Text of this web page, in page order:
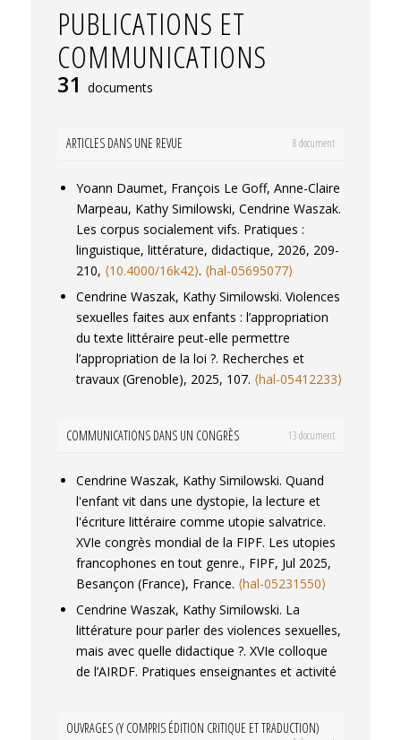
PUBLICATIONS ET
COMMUNICATIONS
31 documents
ARTICLES DANS UNE REVUE 8 document
Yoann Daumet, François Le Goff, Anne-Claire
Marpeau, Kathy Similowski, Cendrine Waszak.
Les corpus socialement vifs. Pratiques :
linguistique, littérature, didactique, 2026, 209-
210, ⟨10.4000/16k42⟩. ⟨hal-05695077⟩
Cendrine Waszak, Kathy Similowski. Violences
sexuelles faites aux enfants : l’appropriation
du texte littéraire peut-elle permettre
l’appropriation de la loi ?. Recherches et
travaux (Grenoble), 2025, 107. ⟨hal-05412233⟩
traces de lecture en maternelle : du collectif
au singulier.Le Français Aujourd'hui
Cendrine Waszak. Le rapport à la fiction des
étudiants de master MEEF1 : des ressources
culturelles socialement différenciées.
Didactiques & [et] disciplines
, 2024, 2 (4),
pp.135-147.⟨10.34874/PRSM.dd-
vol2iss4.50018⟩
⟨hal-04682080⟩
Kathy Similowski, Cendrine Waszak. Du conte
merveilleux au récit de guerre: la violence
dans Harry Potter.
Cultural Express [en ligne],
2023, 10. « La violence dans les objets
jeunesse », Régine Atzenhoffer (dir.).⟨hal-
COMMUNICATIONS DANS UN CONGRÈS 13 document
Cendrine Waszak, Kathy Similowski. Quand
l'enfant vit dans une dystopie, la lecture et
l'écriture littéraire comme utopie salvatrice.
XVIe congrès mondial de la FIPF. Les utopies
francophones en tout genre., FIPF, Jul 2025,
Besançon (France), France. ⟨hal-05231550⟩
Cendrine Waszak, Kathy Similowski. La
littérature pour parler des violences sexuelles,
mais avec quelle didactique ?. XVIe colloque
de l’AIRDF. Pratiques enseignantes et activité
2025, FRIGOURG, Suisse.⟨hal-05231559⟩
OUVRAGES (Y COMPRIS ÉDITION CRITIQUE ET TRADUCTION)